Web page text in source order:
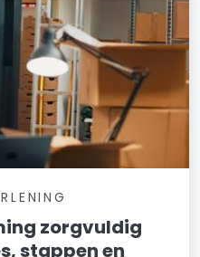
zorgvuldig
stappen en